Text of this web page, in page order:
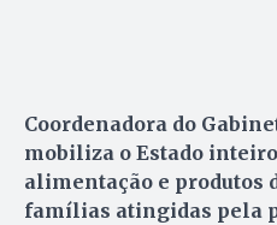
Coordenadora do
mobiliza o Estado
alimentação e produtos
famílias atingidas pela